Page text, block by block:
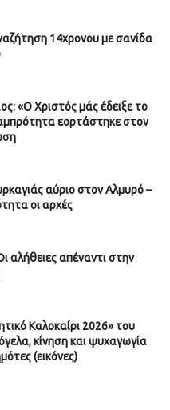
14χρονου με σανίδα
«Ο Χριστός μάς έδειξε το
εορτάστηκε στον
αύριο στον Αλμυρό –
οι αρχές
αλήθειες απέναντι στην
Καλοκαίρι 2026» του
κίνηση και ψυχαγωγία
(εικόνες)